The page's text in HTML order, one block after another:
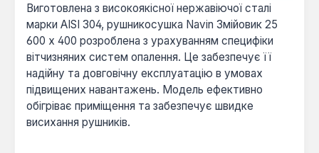
Виготовлена з високоякісної нержавіючої сталі
марки AISI 304, рушникосушка Navin Змійовик 25
600 х 400 розроблена з урахуванням специфіки
вітчизняних систем опалення. Це забезпечує її
надійну та довговічну експлуатацію в умовах
підвищених навантажень. Модель ефективно
обігріває приміщення та забезпечує швидке
висихання рушників.